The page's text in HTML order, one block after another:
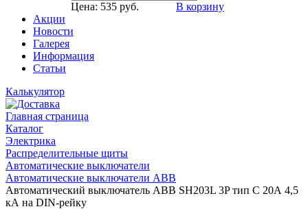
Цена: 535 руб.
В корзину
Акции
Новости
Галерея
Информация
Статьи
Калькулятор
Главная страница
Каталог
Электрика
Распределительные щиты
Автоматические выключатели
Автоматические выключатели ABB
Автоматический выключатель ABB SH203L 3P тип С 20А 4,5
кА на DIN-рейку